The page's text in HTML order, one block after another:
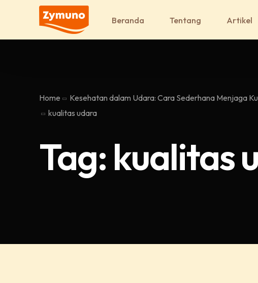
Beranda Tentang Artikel
Home
Kesehatan dalam Udara: Cara Sederhana Menjaga
kualitas udara
Tag:kualitas